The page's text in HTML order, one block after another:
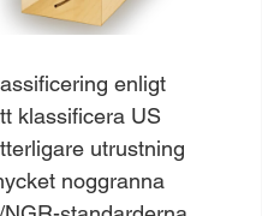
enligt
klassificera US
utrustning
noggranna